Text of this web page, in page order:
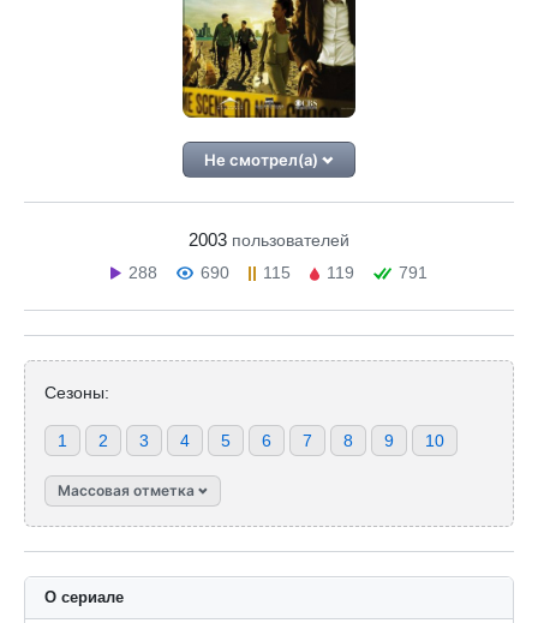
Не смотрел(а)
2003 пользователей
288
690 115 119 791
Сезоны:
1 2 3 4 5 6 7 8 9 10
Массовая отметка
О сериале